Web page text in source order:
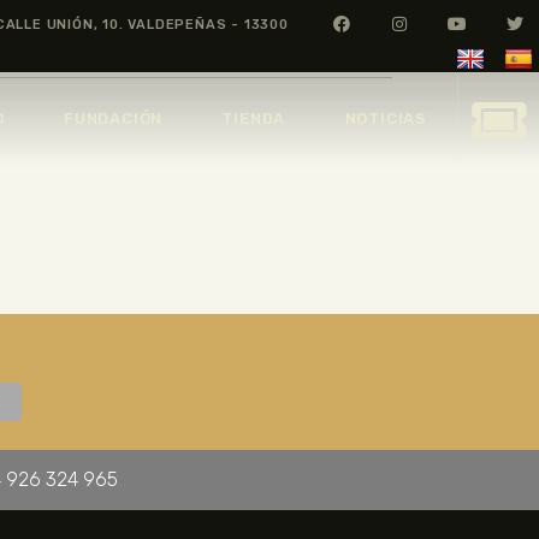
UNIÓN, 10. VALDEPEÑAS - 13300
926 324 965